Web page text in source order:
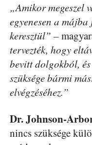
„Amikor megeszel
egyenesen a
keresztül” –
tervezték, hogy
bevitt dolgokból,
szüksége bármi
elvégzéséhez.”
Dr. Johnson-
nincs szüksége